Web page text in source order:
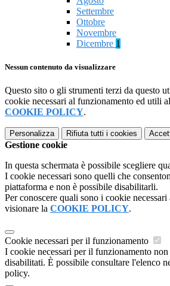
Settembre
Ottobre
Novembre
Dicembre 1
Nessun contenuto da visualizzare
Questo sito o gli strumenti terzi da questo
cookie necessari al funzionamento ed utili
COOKIE POLICY.
Personalizza Rifiuta tutti i cookies
Gestione cookie
In questa schermata è possibile scegliere
I cookie necessari sono quelli che
piattaforma e non è possibile disabilitarli.
Per conoscere quali sono i cookie
visionare la COOKIE POLICY.
Cookie necessari per il funzionamento
I cookie necessari per il funzionamento non
disabilitati. È possibile consultare l'elenco
policy.